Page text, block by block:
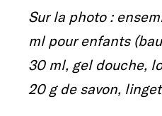
Sur la photo :
ml pour enfants
30 ml, gel douche,
20 g de savon,